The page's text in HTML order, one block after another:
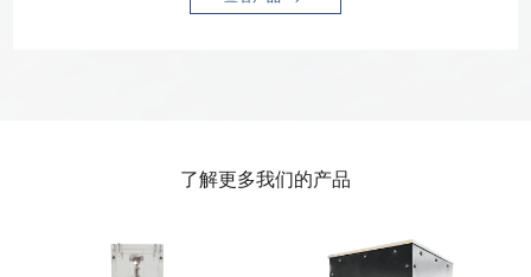
了解更多我们的产品